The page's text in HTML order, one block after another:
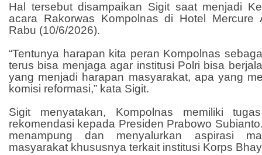
Hal tersebut disampaikan Sigit saat menjadi
acara Rakorwas Kompolnas di Hotel Mercure
Rabu (10/6/2026).
“Tentunya harapan kita peran Kompolnas
terus bisa menjaga agar institusi Polri bisa
yang menjadi harapan masyarakat, apa yang
komisi reformasi,” kata Sigit.
Sigit menyatakan, Kompolnas memiliki
rekomendasi kepada Presiden Prabowo
menampung dan menyalurkan aspirasi
masyarakat khususnya terkait institusi Korps